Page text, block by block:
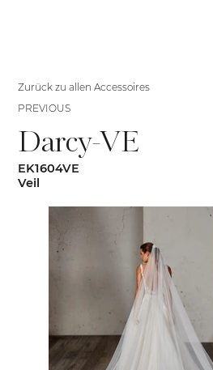
Darcy-VE
EK1604VE
Veil
Zurück zu allen Accessoires
PREVIOUS